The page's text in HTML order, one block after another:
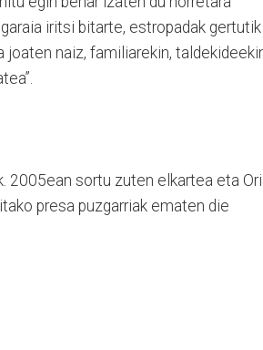
iritsi bitarte, estropadak gertutik
joaten naiz, familiarekin,
2005ean sortu zuten elkartea eta
presa puzgarriak ematen die